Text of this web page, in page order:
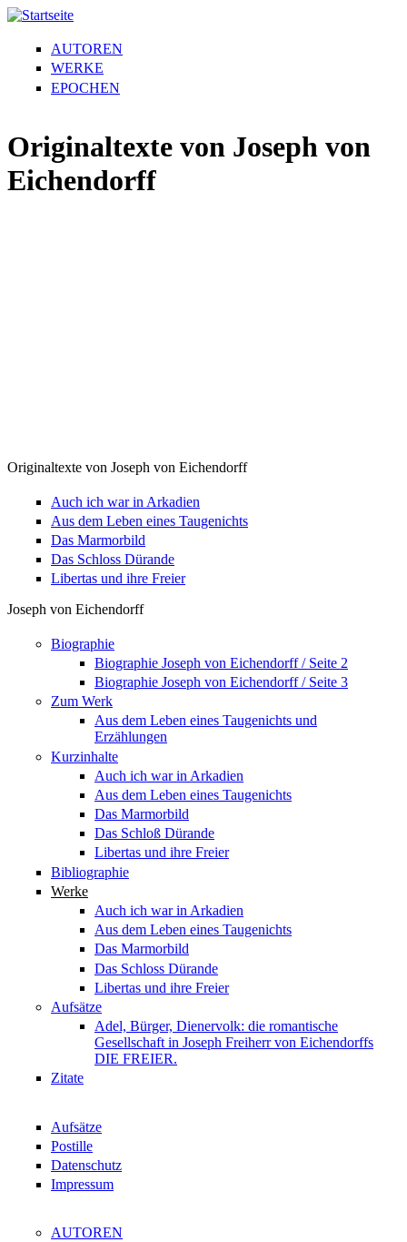
AUTOREN
WERKE
EPOCHEN
Originaltexte von Joseph von
Eichendorff
Originaltexte von Joseph von Eichendorff
Auch ich war in Arkadien
Aus dem Leben eines Taugenichts
Das Marmorbild
Das Schloss Dürande
Libertas und ihre Freier
Joseph von Eichendorff
Biographie
Biographie Joseph von Eichendorff / Seite 2
Biographie Joseph von Eichendorff / Seite 3
Zum Werk
Aus dem Leben eines Taugenichts und
Erzählungen
Kurzinhalte
Auch ich war in Arkadien
Aus dem Leben eines Taugenichts
Das Marmorbild
Das Schloß Dürande
Libertas und ihre Freier
Bibliographie
Werke
Auch ich war in Arkadien
Aus dem Leben eines Taugenichts
Das Marmorbild
Das Schloss Dürande
Libertas und ihre Freier
Aufsätze
Adel, Bürger, Dienervolk: die romantische
Gesellschaft in Joseph Freiherr von Eichendorffs
DIE FREIER.
Zitate
Aufsätze
Postille
Datenschutz
Impressum
AUTOREN